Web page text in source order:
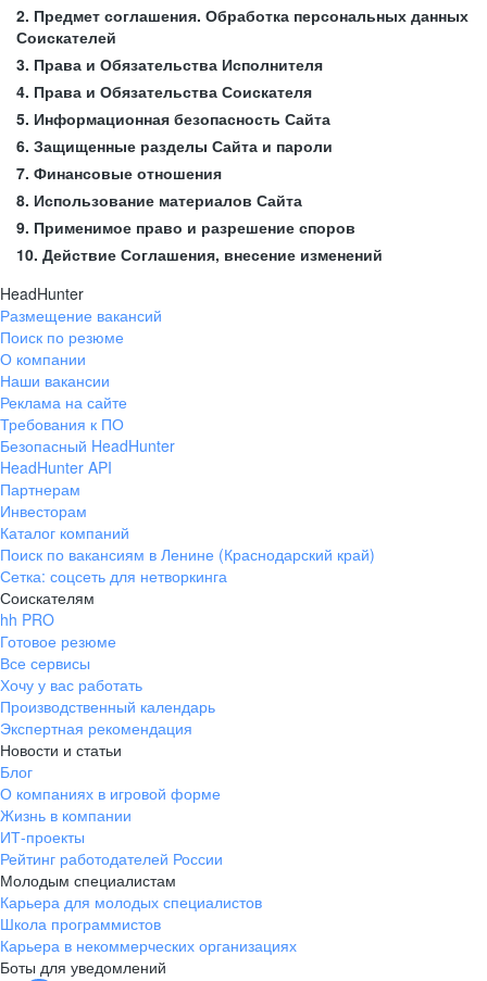
2. Предмет соглашения. Обработка персональных данных
Соискателей
3. Права и Обязательства Исполнителя
4. Права и Обязательства Соискателя
5. Информационная безопасность Сайта
6. Защищенные разделы Сайта и пароли
7. Финансовые отношения
8. Использование материалов Сайта
9. Применимое право и разрешение споров
10. Действие Соглашения, внесение изменений
HeadHunter
Размещение вакансий
Поиск по резюме
О компании
Наши вакансии
Реклама на сайте
Требования к ПО
Безопасный HeadHunter
HeadHunter API
Партнерам
Инвесторам
Каталог компаний
Поиск по вакансиям в Ленине (Краснодарский край)
Сетка: соцсеть для нетворкинга
Соискателям
hh PRO
Готовое резюме
Все сервисы
Хочу у вас работать
Производственный календарь
Экспертная рекомендация
Новости и статьи
Блог
О компаниях в игровой форме
Жизнь в компании
ИТ-проекты
Рейтинг работодателей России
Молодым специалистам
Карьера для молодых специалистов
Школа программистов
Карьера в некоммерческих организациях
Боты для уведомлений